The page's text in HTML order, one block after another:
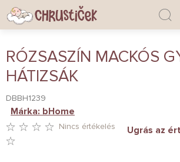
Ugrás
fő
RÓZSASZÍN MACKÓS
HÁTIZSÁK
DBBH1239
Nincs értékelés Ugrás az
Márka: bHome